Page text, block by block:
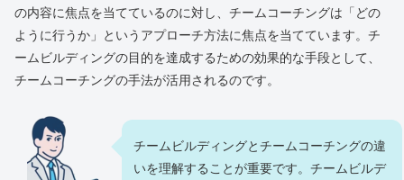
の内容に焦点を当てているのに対し、チームコーチングは「どの
ように行うか」というアプローチ方法に焦点を当てています。チ
ームビルディングの目的を達成するための効果的な手段として、
チームコーチングの手法が活用されるのです。
チームビルディングとチームコーチングの違
いを理解することが重要です。チームビルデ